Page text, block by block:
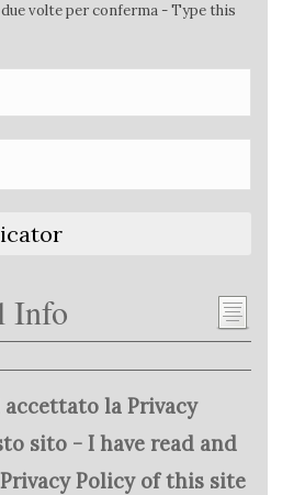
volte per conferma - Type this
Info
la Privacy
sito - I have read and
Policy of this site